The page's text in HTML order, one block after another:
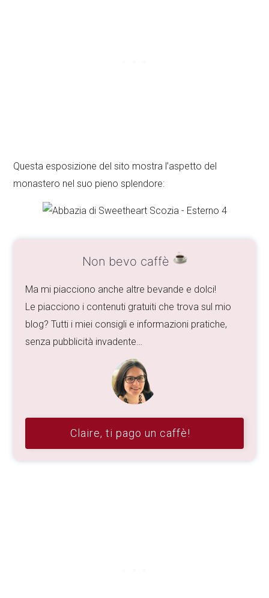
Questa esposizione del sito mostra l’aspetto del
monastero nel suo pieno splendore:
Non bevo caffè
Ma mi piacciono anche altre bevande e dolci!
Le piacciono i contenuti gratuiti che trova sul mio
blog? Tutti i miei consigli e informazioni pratiche,
senza pubblicità invadente…
Claire, ti pago un caffè!